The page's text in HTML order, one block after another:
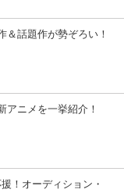
＆話題作が勢ぞろい！
アニメを一挙紹介！
！オーディション・